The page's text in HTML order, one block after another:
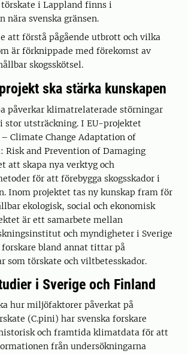
i Lappland finns i
nära svenska gränsen.
att förstå pågående utbrott och vilka
är förknippade med förekomst av
skogsskötsel.
ska stärka kunskapen
påverkar klimatrelaterade störningar
stor utsträckning. I EU-projektet
Climate Change Adaptation of
Risk and Prevention of Damaging
att skapa nya verktyg och
för att förebygga skogsskador i
Inom projektet tas ny kunskap fram för
ekologisk, social och ekonomisk
är ett samarbete mellan
och myndigheter i Sverige
bland annat tittar på
som törskate och viltbetesskador.
i Sverige och Finland
hur miljöfaktorer påverkat på
(C.pini) har svenska forskare
och framtida klimatdata för att
från undersökningarna